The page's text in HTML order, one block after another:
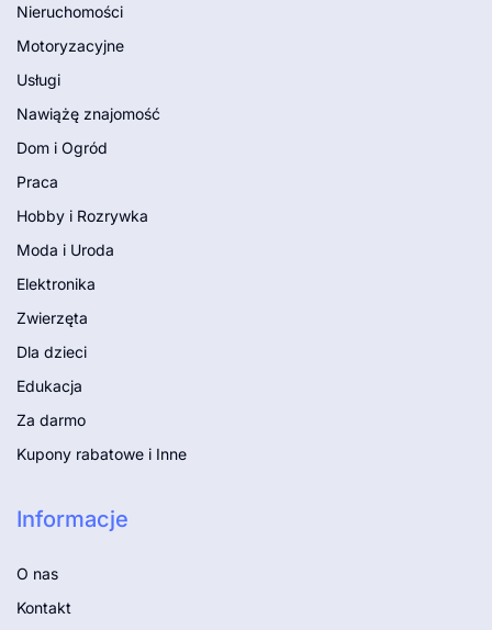
Nieruchomości
Motoryzacyjne
Usługi
Nawiążę znajomość
Dom i Ogród
Praca
Hobby i Rozrywka
Moda i Uroda
Elektronika
Zwierzęta
Dla dzieci
Edukacja
Za darmo
Kupony rabatowe i Inne
Informacje
O nas
Kontakt